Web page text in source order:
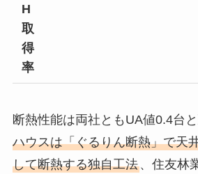
H
取
得
率
断熱性能は両社ともUA値0.4台と
ハウスは「ぐるりん断熱」で天
して断熱する独自工法、住友林